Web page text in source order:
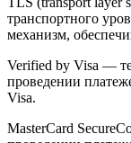
транспортного
механизм,
Verified by Visa —
проведении
Visa.
MasterCard